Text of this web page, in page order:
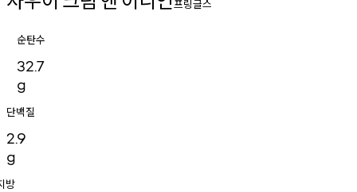
프링글스
순탄수
32.7
g
단백질
2.9
g
방